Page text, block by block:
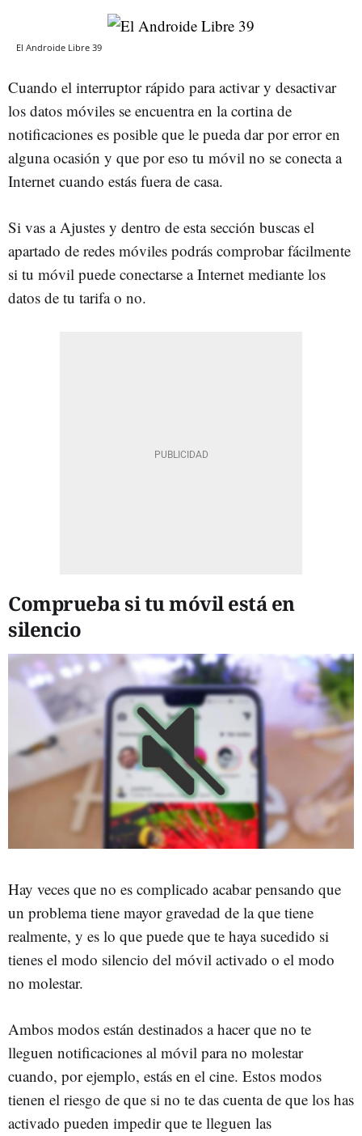
El Androide Libre 39
Cuando el interruptor rápido para activar y desactivar
los datos móviles se encuentra en la cortina de
notificaciones es posible que le pueda dar por error en
alguna ocasión y que por eso tu móvil no se conecta a
Internet cuando estás fuera de casa.
Si vas a Ajustes y dentro de esta sección buscas el
apartado de redes móviles podrás comprobar fácilmente
si tu móvil puede conectarse a Internet mediante los
datos de tu tarifa o no.
Comprueba si tu móvil está en
silencio
Hay veces que no es complicado acabar pensando que
un problema tiene mayor gravedad de la que tiene
realmente, y es lo que puede que te haya sucedido si
tienes el modo silencio del móvil activado o el modo
no molestar.
Ambos modos están destinados a hacer que no te
lleguen notificaciones al móvil para no molestar
cuando, por ejemplo, estás en el cine. Estos modos
tienen el riesgo de que si no te das cuenta de que los has
activado pueden impedir que te lleguen las